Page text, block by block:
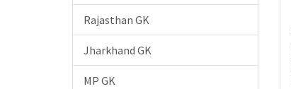
Rajasthan GK
Jharkhand GK
MP GK